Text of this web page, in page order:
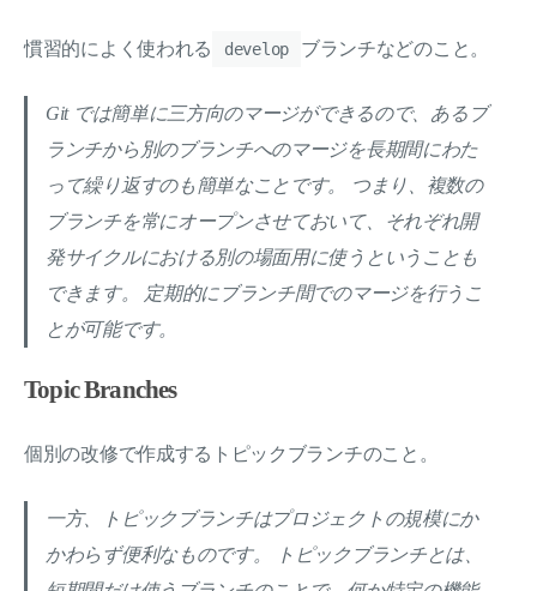
慣習的によく使われる develop ブランチなどのこと。
Git では簡単に三方向のマージができるので、あるブ
ランチから別のブランチへのマージを長期間にわた
って繰り返すのも簡単なことです。 つまり、複数の
ブランチを常にオープンさせておいて、それぞれ開
発サイクルにおける別の場面用に使うということも
できます。 定期的にブランチ間でのマージを行うこ
とが可能です。
Topic Branches
個別の改修で作成するトピックブランチのこと。
一方、トピックブランチはプロジェクトの規模にか
かわらず便利なものです。 トピックブランチとは、